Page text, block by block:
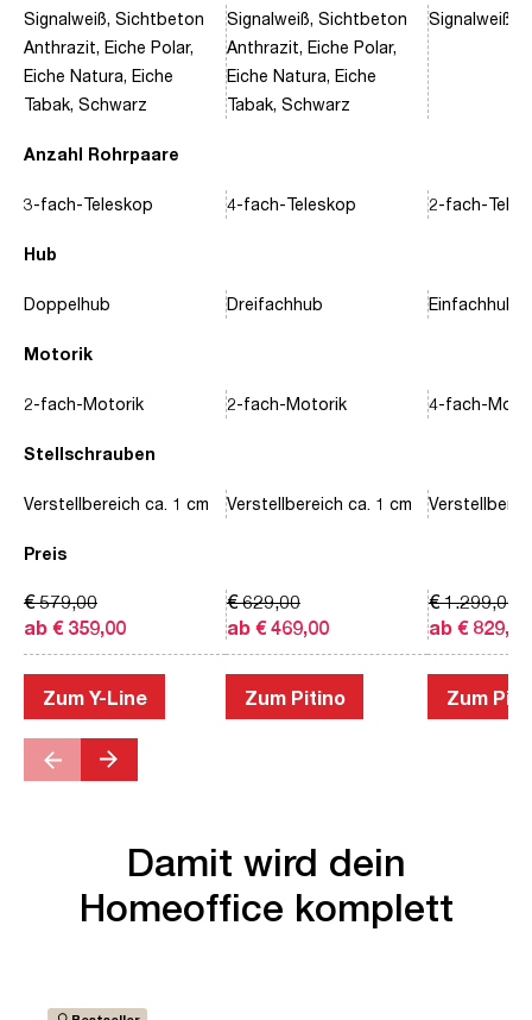
Anzahl Rohrpaare
Hub
Motorik
Stellschrauben
Preis
Signalweiß, Sichtbeton
Anthrazit, Eiche Polar,
Eiche Natura, Eiche
Tabak, Schwarz
3-fach-Teleskop
Doppelhub
2-fach-Motorik
Verstellbereich ca. 1 cm
ab € 359,00
€ 579,00
Zum Y-Line
Signalweiß, Sichtbeton
Anthrazit, Eiche Polar,
Eiche Natura, Eiche
Tabak, Schwarz
4-fach-Teleskop
Dreifachhub
2-fach-Motorik
Verstellbereich ca. 1 cm
ab € 469,00
€ 629,00
Zum Pitino
Signalweiß,
2-fach-
Einfachhub
4-fach-
ab € 829,00
€ 1.299,00
Zum
Damit wird dein
Homeoffice komplett